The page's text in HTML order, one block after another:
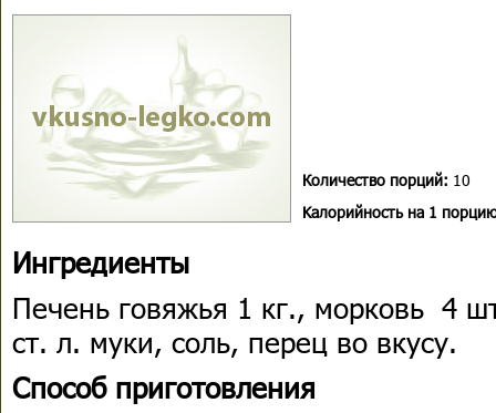
Количество порций: 10
Kалорийность на 1
Ингредиенты
Печень говяжья 1 кг., морковь 4
ст. л. муки, соль, перец во вкусу.
Способ приготовления